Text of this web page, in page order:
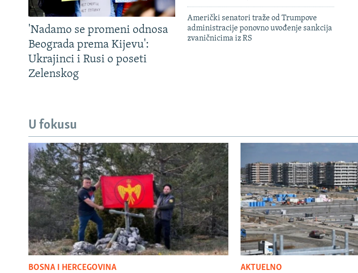
'Nadamo se promeni odnosa
Beograda prema Kijevu':
Ukrajinci i Rusi o poseti
Zelenskog
Američki senatori traže od Trumpove
administracije ponovno uvođenje sankcija
zvaničnicima iz RS
U fokusu
BOSNA I HERCEGOVINA AKTUELNO